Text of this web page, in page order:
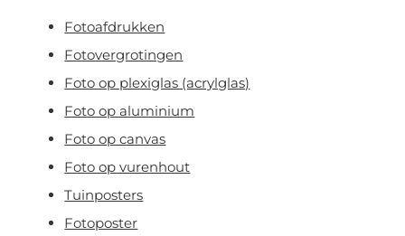
Fotoafdrukken
Fotovergrotingen
Foto op plexiglas (acrylglas)
Foto op aluminium
Foto op canvas
Foto op vurenhout
Tuinposters
Fotoposter